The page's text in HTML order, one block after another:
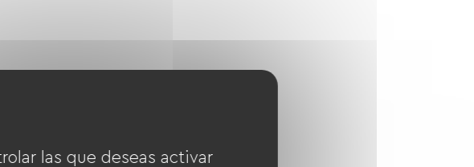
las que deseas activar